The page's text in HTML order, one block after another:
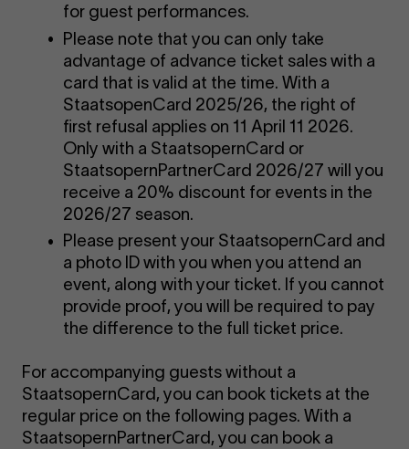
for guest performances.
Please note that you can only take
advantage of advance ticket sales with a
card that is valid at the time. With a
StaatsopenCard 2025/26, the right of
first refusal applies on 11 April 11 2026.
Only with a StaatsopernCard or
StaatsopernPartnerCard 2026/27 will you
receive a 20% discount for events in the
2026/27 season.
Please present your StaatsopernCard and
a photo ID with you when you attend an
event, along with your ticket. If you cannot
provide proof, you will be required to pay
the difference to the full ticket price.
For accompanying guests without a
StaatsopernCard, you can book tickets at the
regular price on the following pages. With a
StaatsopernPartnerCard, you can book a